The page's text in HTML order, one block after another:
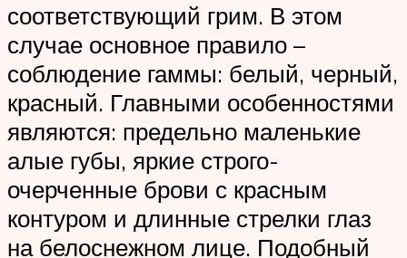
соответствующий грим. В этом
случае основное правило –
соблюдение гаммы: белый, черный,
красный. Главными особенностями
являются: предельно маленькие
алые губы, яркие строго-
очерченные брови с красным
контуром и длинные стрелки глаз
на белоснежном лице. Подобный